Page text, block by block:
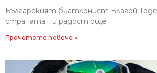
Българският биатлонист Благой
страната ни радост още
Прочетете повече »